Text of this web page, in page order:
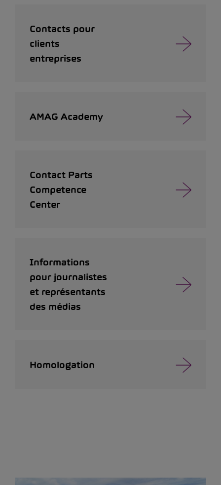
Contacts pour
clients
entreprises
AMAG Academy
Contact Parts
Competence
Center
Informations
pour journalistes
et représentants
des médias
Homologation